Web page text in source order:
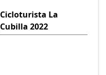
Cicloturista La
Cubilla 2022